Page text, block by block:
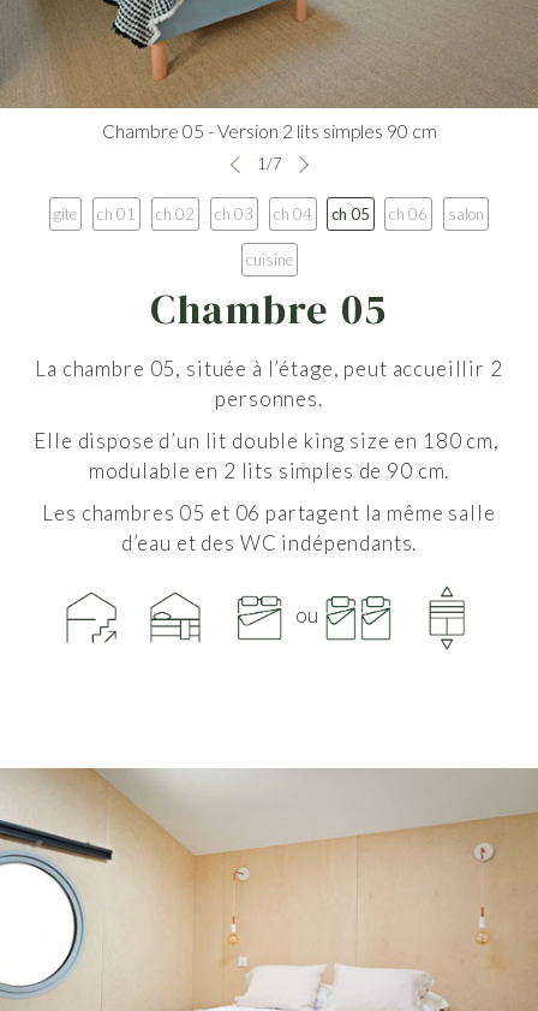
Chambre 05 - Version 2 lits simples 90 cm
1/7
gîte ch 01 ch 02 ch 03 ch 04 ch 05 ch 06 salon
cuisine
Chambre 05
La chambre 05, située à l’étage, peut accueillir 2
personnes.
Elle dispose d’un lit double king size en 180 cm,
modulable en 2 lits simples de 90 cm.
Les chambres 05 et 06 partagent la même salle
d’eau et des WC indépendants.
ou